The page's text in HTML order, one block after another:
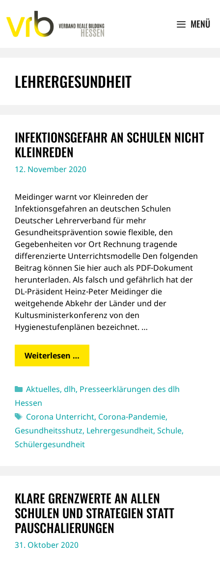
Inhalt
springen
MENÜ
LEHRERGESUNDHEIT
INFEKTIONSGEFAHR AN SCHULEN NICHT
KLEINREDEN
12. November 2020
Meidinger warnt vor Kleinreden der
Infektionsgefahren an deutschen Schulen
Deutscher Lehrerverband für mehr
Gesundheitsprävention sowie flexible, den
Gegebenheiten vor Ort Rechnung tragende
differenzierte Unterrichtsmodelle Den folgenden
Beitrag können Sie hier auch als PDF-Dokument
herunterladen. Als falsch und gefährlich hat der
DL-Präsident Heinz-Peter Meidinger die
weitgehende Abkehr der Länder und der
Kultusministerkonferenz von den
Hygienestufenplänen bezeichnet. …
Weiterlesen …
Kategorien
Aktuelles, dlh, Presseerklärungen des dlh
Hessen
Schlagwörter
Corona Unterricht, Corona-Pandemie,
Gesundheitsshutz, Lehrergesundheit, Schule,
Schülergesundheit
KLARE GRENZWERTE AN ALLEN
SCHULEN UND STRATEGIEN STATT
PAUSCHALIERUNGEN
31. Oktober 2020